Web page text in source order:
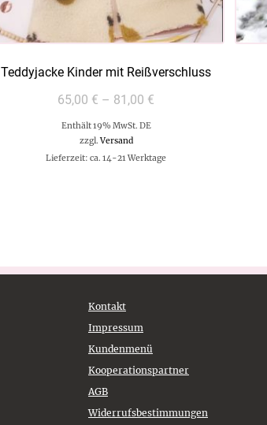
Teddyjacke Kinder mit Reißverschluss
65,00 € – 81,00 €
Enthält 19% MwSt. DE
zzgl.Versand
Lieferzeit: ca. 14-21 Werktage
Kontakt
Impressum
Kundenmenü
Kooperationspartner
AGB
Widerrufsbestimmungen